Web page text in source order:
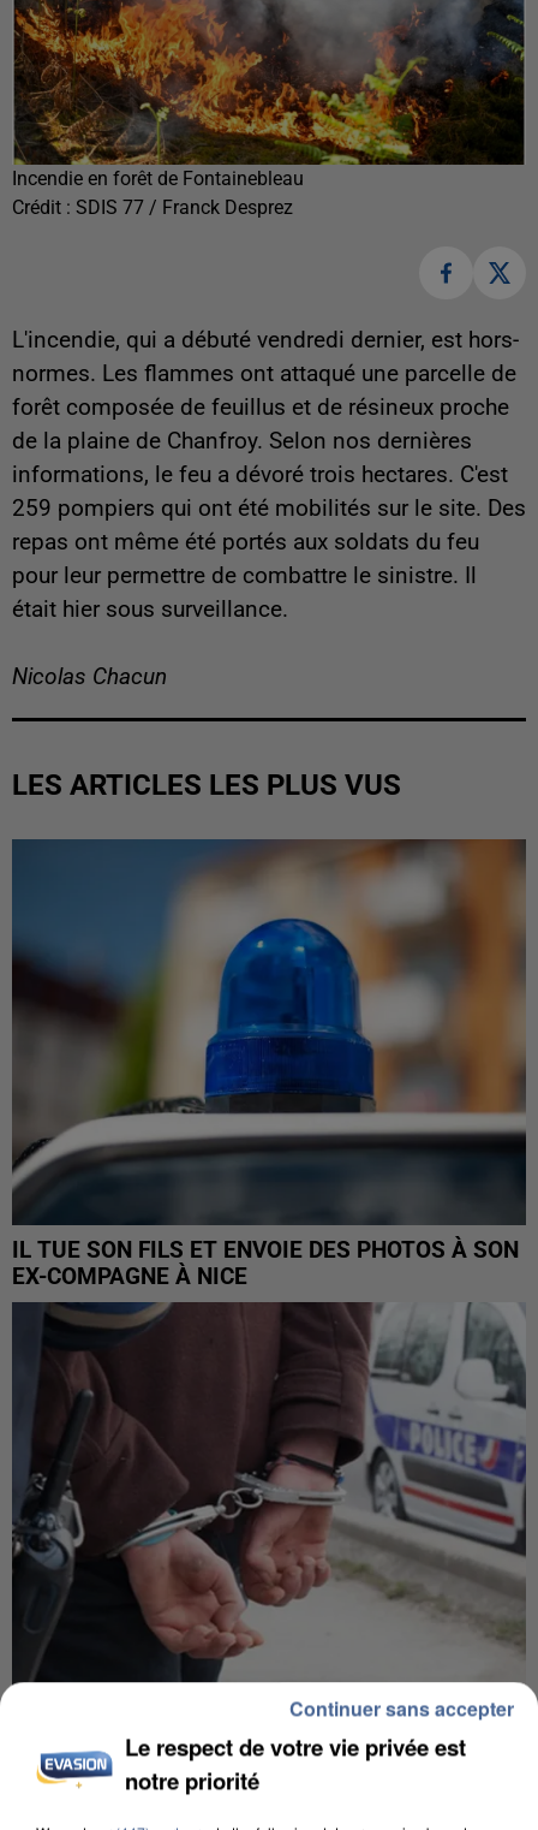
Incendie en forêt de Fontainebleau
Crédit : SDIS 77 / Franck Desprez
L'incendie, qui a débuté vendredi dernier, est hors-
normes. Les flammes ont attaqué une parcelle de
forêt composée de feuillus et de résineux proche
de la plaine de Chanfroy. Selon nos dernières
informations, le feu a dévoré trois hectares. C'est
259 pompiers qui ont été mobilités sur le site. Des
repas ont même été portés aux soldats du feu
pour leur permettre de combattre le sinistre. Il
était hier sous surveillance.
Nicolas Chacun
LES ARTICLES LES PLUS VUS
IL TUE SON FILS ET ENVOIE DES PHOTOS À SON
EX-COMPAGNE À NICE
L’UN DES FONDATEURS SUPPOSÉS DE LA DZ
MAFIA INTERPELLÉ EN ALGÉRIE
Le respect de votre vie privée est
notre priorité
Continuer sans accepter